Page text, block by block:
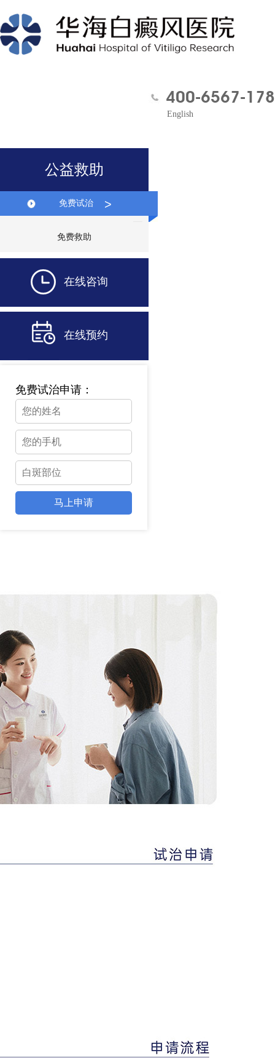
400-6567-178
English
公益救助
免费试治 >
免费救助
在线咨询
在线预约
免费试治申请：
马上申请